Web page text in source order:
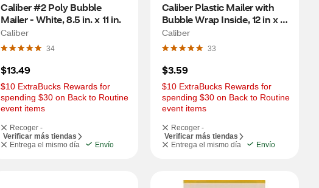
Caliber #2 Poly Bubble
Mailer - White, 8.5 in. x 11 in.
Caliber
34
$13.49
$10 ExtraBucks Rewards for
spending $30 on Back to Routine
event items
Recoger -
Verificar más tiendas
Entrega el mismo día
Envío
Caliber Plastic Mailer with
Bubble Wrap Inside, 12 in x 18
in
Caliber
33
$3.59
$10 ExtraBucks Rewards for
spending $30 on Back to Routine
event items
Recoger -
Verificar más tiendas
Entrega el mismo día
Envío